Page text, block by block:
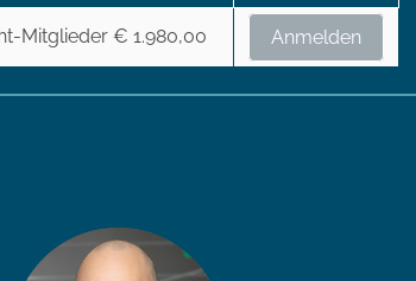
Mitglieder € 1.980,00 Anmelden